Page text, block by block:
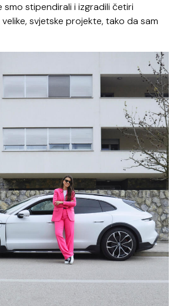
smo stipendirali i izgradili četiri
svjetske projekte, tako da sam